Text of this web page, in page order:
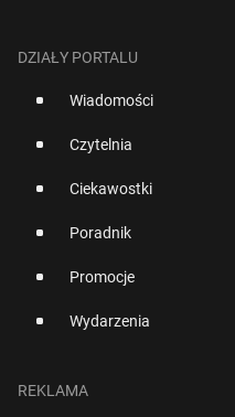
DZIAŁY PORTALU
Wiadomości
Czytelnia
Ciekawostki
Poradnik
Promocje
Wydarzenia
REKLAMA